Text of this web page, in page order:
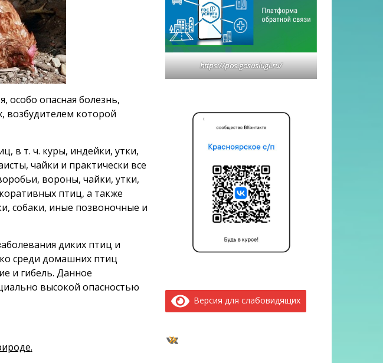
особо опасная болезнь,
возбудителем которой
в т. ч. куры, индейки, утки,
чайки и практически все
вороны, чайки, утки,
птиц, а также
собаки, иные позвоночные и
диких птиц и
среди домашних птиц
и гибель. Данное
высокой опасностью
.
https://pos.gosuslugi.ru/
Версия для слабовидящих
ВКонтакте